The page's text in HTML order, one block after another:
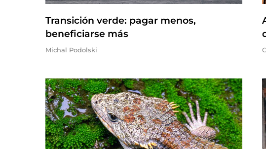
Transición verde: pagar menos,
beneficiarse más
Michal Podolski